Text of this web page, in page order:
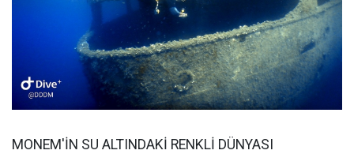
MONEM'İN SU ALTINDAKİ RENKLİ DÜNYASI